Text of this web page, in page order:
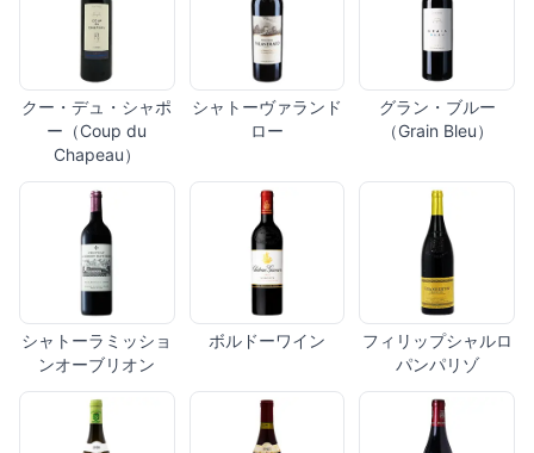
クー・デュ・シャポ
ー（Coup du
Chapeau）
シャトーヴァランド
ロー
グラン・ブルー
（Grain Bleu）
シャトーラミッショ
ンオーブリオン
ボルドーワイン
フィリップシャルロ
パンパリゾ